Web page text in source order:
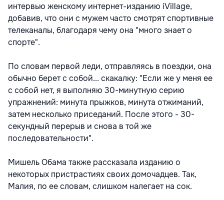
интервью женскому интернет-изданию iVillage,
добавив, что они с мужем часто смотрят спортивные
телеканалы, благодаря чему она "много знает о
спорте".
По словам первой леди, отправляясь в поездки, она
обычно берет с собой... скакалку: "Если же у меня ее
с собой нет, я выполняю 30-минутную серию
упражнений: минута прыжков, минута отжиманий,
затем несколько приседаний. После этого - 30-
секундный перерыв и снова в той же
последовательности".
Мишель Обама также рассказала изданию о
некоторых пристрастиях своих домочадцев. Так,
Малия, по ее словам, слишком налегает на сок.